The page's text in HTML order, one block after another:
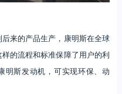
来的产品生产，康明斯在全球
的流程和标准保障了用户的利
明斯发动机，可实现环保、动